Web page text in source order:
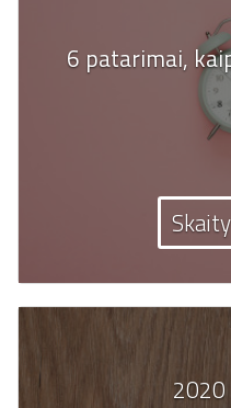
6 patarimai,